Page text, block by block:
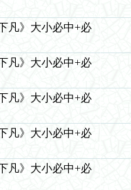
凡》大小必中+必
凡》大小必中+必
凡》大小必中+必
凡》大小必中+必
凡》大小必中+必